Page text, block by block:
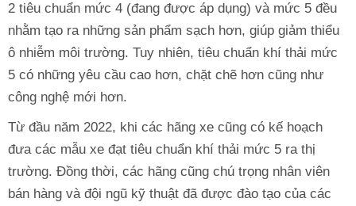
2 tiêu chuẩn mức 4 (đang được áp dụng) và mức 5 đều
nhằm tạo ra những sản phẩm sạch hơn, giúp giảm thiểu
ô nhiễm môi trường. Tuy nhiên, tiêu chuẩn khí thải mức
5 có những yêu cầu cao hơn, chặt chẽ hơn cũng như
công nghệ mới hơn.
Từ đầu năm 2022, khi các hãng xe cũng có kế hoạch
đưa các mẫu xe đạt tiêu chuẩn khí thải mức 5 ra thị
trường. Đồng thời, các hãng cũng chú trọng nhân viên
bán hàng và đội ngũ kỹ thuật đã được đào tạo của các